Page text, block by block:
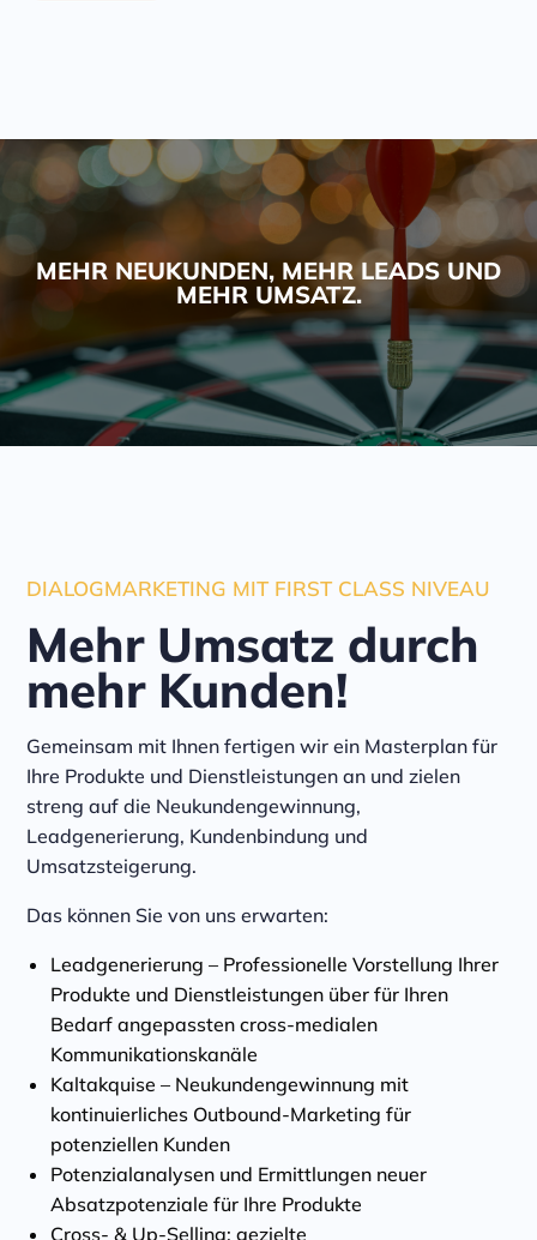
MEHR NEUKUNDEN, MEHR LEADS UND
MEHR UMSATZ.​
DIALOGMARKETING MIT FIRST CLASS NIVEAU
Mehr Umsatz durch
mehr Kunden!
Gemeinsam mit Ihnen fertigen wir ein Masterplan für
Ihre Produkte und Dienstleistungen an und zielen
streng auf die Neukundengewinnung,
Leadgenerierung, Kundenbindung und
Umsatzsteigerung.
Das können Sie von uns erwarten:
Leadgenerierung – Professionelle Vorstellung Ihrer
Produkte und Dienstleistungen über für Ihren
Bedarf angepassten cross-medialen
Kommunikationskanäle
Kaltakquise – Neukundengewinnung mit
kontinuierliches Outbound-Marketing für
potenziellen Kunden
Potenzialanalysen und Ermittlungen neuer
Absatzpotenziale für Ihre Produkte
Cross- & Up-Selling: gezielte